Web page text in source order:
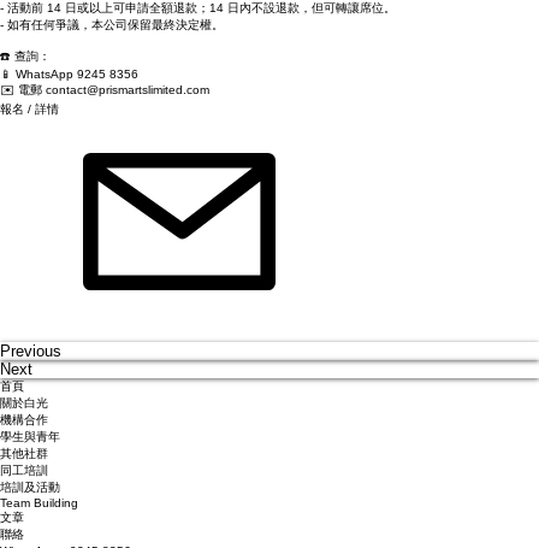
- 本工作坊旨在探討應用戲劇之實踐，並不屬於戲劇治療之專業教學課程。
- 完成工作坊之參加者，將獲頒發電子出席證書乙張。
- 如有任何爭議，本公司保留最終決定權。
☎️ 查詢：
📱 WhatsApp 9245 8356
Previous
Next
首頁
關於白光
機構合作
學生與青年
其他社群
同工培訓
培訓及活動
​Team Building